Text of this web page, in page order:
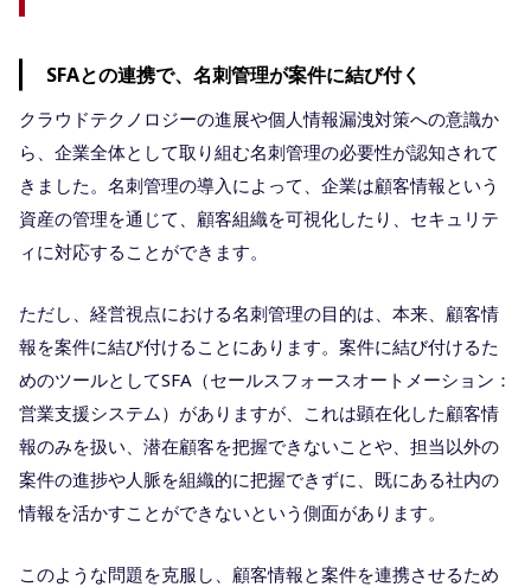
SFAとの連携で、名刺管理が案件に結び付く
クラウドテクノロジーの進展や個人情報漏洩対策への意識か
ら、企業全体として取り組む名刺管理の必要性が認知されて
きました。名刺管理の導入によって、企業は顧客情報という
資産の管理を通じて、顧客組織を可視化したり、セキュリテ
ィに対応することができます。
ただし、経営視点における名刺管理の目的は、本来、顧客情
報を案件に結び付けることにあります。案件に結び付けるた
めのツールとしてSFA（セールスフォースオートメーション：
営業支援システム）がありますが、これは顕在化した顧客情
報のみを扱い、潜在顧客を把握できないことや、担当以外の
案件の進捗や人脈を組織的に把握できずに、既にある社内の
情報を活かすことができないという側面があります。
このような問題を克服し、顧客情報と案件を連携させるため